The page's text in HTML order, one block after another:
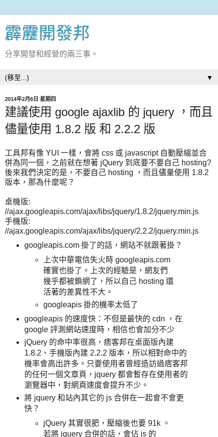
霹靂開發邦
分享開發和經營的兩三事。
▼
2014年2月6日 星期四
建議使用 google ajaxlib 的 jquery ，而且
儘量使用 1.8.2 版 和 2.2.2 版
工具邦有像 YUI 一樣，會將 css 或 javascript 自動壓縮並合
併為同一個，之前就在想著 jQuery 到底要不要自己 hosting?
後來我們決定的是，不要自己 hosting ，而且儘量使用 1.8.2
版本，那為什麼呢？
桌機版:
//ajax.googleapis.com/ajax/libs/jquery/1.8.2/jquery.min.js
手機版:
//ajax.googleapis.com/ajax/libs/jquery/2.2.2/jquery.min.js
googleapis.com 掛了的話，網站不就跟著掛？
上次中華電信失火時 googleapis.com
確實也掛了。上次的經驗是，網友們
幾乎都被鎖網了，所以自己 hosting 還
活著的差異性不大。
googleapis 掛的機率太低了
googleapis 的速度快：不但是最快的 cdn ，在
google 評測網站速度時，相信也會加分不少
jQuery 的命中率很高，痞客邦在桌面版內建
1.8.2、手機版內建 2.2.2 版本，所以相對命中的
機率會高出許多。只要使用者曾經造訪過痞客邦
的任何一個文章頁，jquery 都會暫存在使用者的
瀏覽器中，對網頁速度會提升不少。
將 jquery 和站內其它的 js 合併在一起會不會更
快？
jQuery 其實很肥，壓縮後也要 91k 。
若將 jquery 合併的話，會佔 js 的